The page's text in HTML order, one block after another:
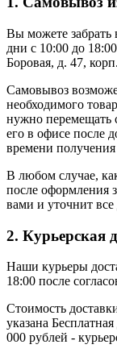
Вы можете забрать
дни с 10:00 до
Боровая, д. 47,
Самовывоз
необходимого
нужно перемещать
его в офисе после
времени
В любом случае,
после оформления
вами и уточнит все
2. Курьерская
Наши курьеры
18:00 после
Стоимость
указана
000 рублей -